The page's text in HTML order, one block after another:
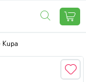
Kupa